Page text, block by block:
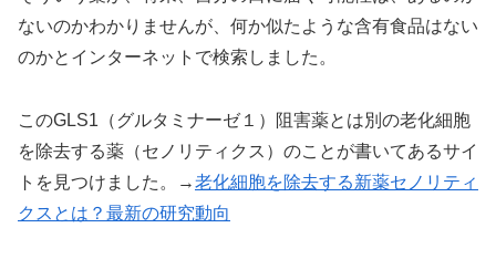
ないのかわかりませんが、何か似たような含有食品はない
のかとインターネットで検索しました。
このGLS1（グルタミナーゼ１）阻害薬とは別の老化細胞
を除去する薬（セノリティクス）のことが書いてあるサイ
トを見つけました。→老化細胞を除去する新薬セノリティ
クスとは？最新の研究動向